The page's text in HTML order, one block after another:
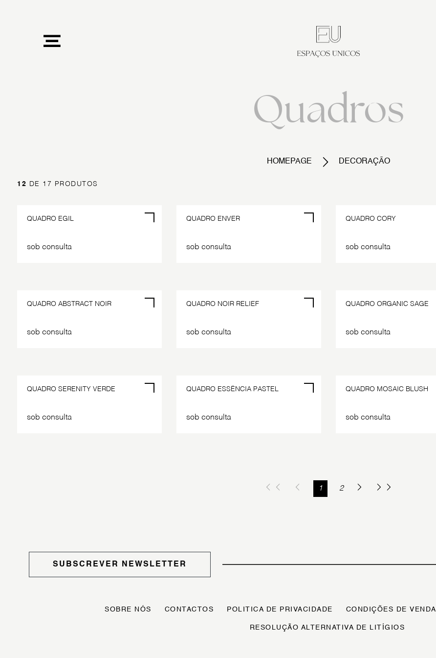
Quadros
HOMEPAGE DECORAÇÃO
12 DE 17 PRODUTOS
QUADRO EGIL
sob consulta
QUADRO ENVER
sob consulta
QUADRO CORY
sob consulta
QUADRO ABSTRACT NOIR
sob consulta
QUADRO NOIR RELIEF
sob consulta
QUADRO ORGANIC SAGE
sob consulta
QUADRO SERENITY VERDE
sob consulta
QUADRO ESSÊNCIA PASTEL
sob consulta
QUADRO MOSAIC BLUSH
sob consulta
1 2
SUBSCREVER NEWSLETTER
SOBRE NÓS CONTACTOS POLITICA DE PRIVACIDADE CONDIÇÕES DE VENDA
RESOLUÇÃO ALTERNATIVA DE LITÍGIOS